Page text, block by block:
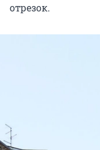
отрезок.